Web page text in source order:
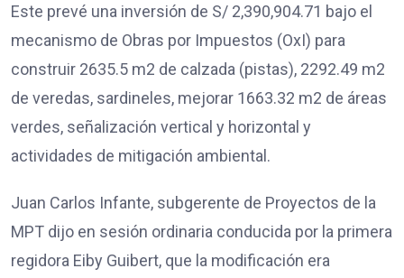
Este prevé una inversión de S/ 2,390,904.71 bajo el
mecanismo de Obras por Impuestos (OxI) para
construir 2635.5 m2 de calzada (pistas), 2292.49 m2
de veredas, sardineles, mejorar 1663.32 m2 de áreas
verdes, señalización vertical y horizontal y
actividades de mitigación ambiental.
Juan Carlos Infante, subgerente de Proyectos de la
MPT dijo en sesión ordinaria conducida por la primera
regidora Eiby Guibert, que la modificación era